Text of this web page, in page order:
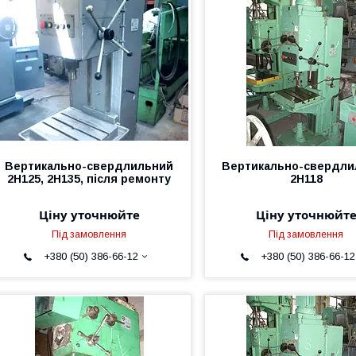
Вертикально-свердлильний
2Н125, 2Н135, після ремонту
Ціну уточнюйте
Під замовлення
+380 (50) 386-66-12
Вертикально-
2Н118
Ціну уточнюйте
Під замовлення
+380 (50) 386-66-12